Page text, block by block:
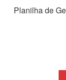
Planilha de